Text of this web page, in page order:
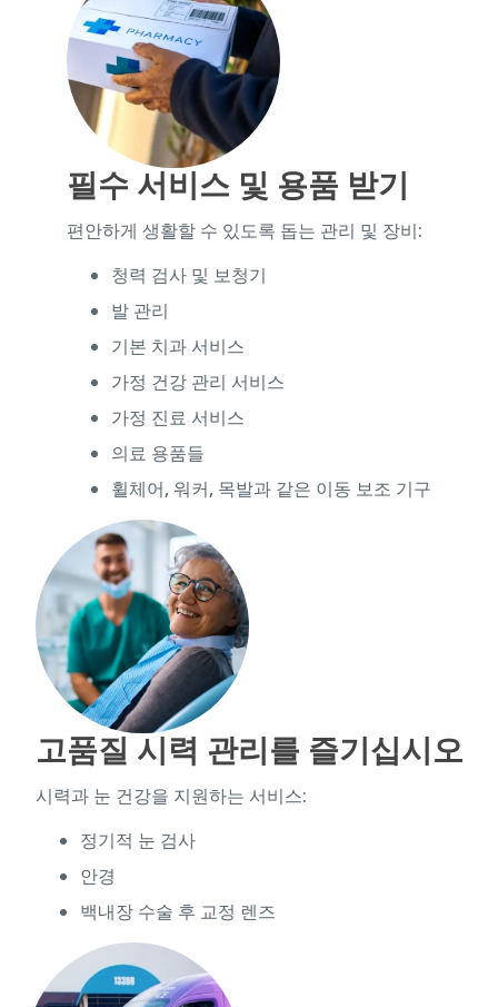
필수 서비스 및 용품 받기
편안하게 생활할 수 있도록 돕는 관리 및 장비:
청력 검사 및 보청기
발 관리
기본 치과 서비스
가정 건강 관리 서비스
가정 진료 서비스
의료 용품들
휠체어, 워커, 목발과 같은 이동 보조 기구
고품질 시력 관리를 즐기십시오
시력과 눈 건강을 지원하는 서비스:
정기적 눈 검사
안경
백내장 수술 후 교정 렌즈